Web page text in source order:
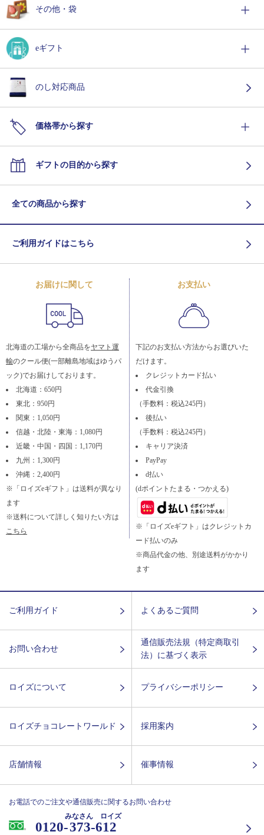
その他・袋
eギフト
のし対応商品
価格帯から探す
ギフトの目的から探す
全ての商品から探す
ご利用ガイドはこちら
お届けに関して
北海道の工場から全商品をヤマト運
輸のクール便(一部離島地域はゆうパ
ック)でお届けしております。
北海道：650円
東北：950円
関東：1,050円
信越・北陸・東海：1,080円
近畿・中国・四国：1,170円
九州：1,300円
沖縄：2,400円
※「ロイズeギフト」は送料が異なり
ます
※送料について詳しく知りたい方は
こちら
お支払い
下記のお支払い方法からお選びいた
だけます。
クレジットカード払い
代金引換
（手数料：税込245円）
後払い
（手数料：税込245円）
キャリア決済
PayPay
d払い
(dポイントたまる・つかえる)
※「ロイズeギフト」はクレジットカ
ード払いのみ
※商品代金の他、別途送料がかかり
ます
ご利用ガイド よくあるご質問
お問い合わせ
通信販売法規（特定商取引
法）に基づく表示
ロイズについて プライバシーポリシー
ロイズチョコレートワールド 採用案内
店舗情報 催事情報
お電話でのご注文や通信販売に関するお問い合わせ
0120-373-612
みなさん ロイズ